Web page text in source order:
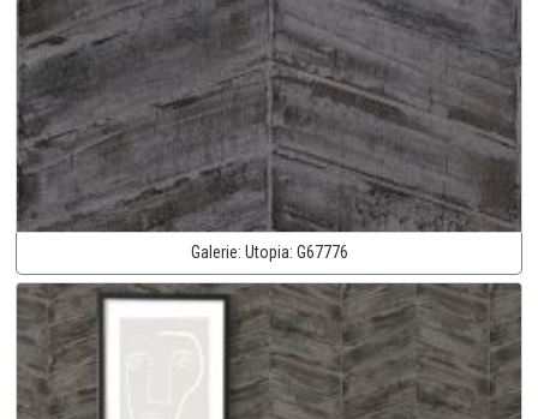
Galerie: Utopia: G67776